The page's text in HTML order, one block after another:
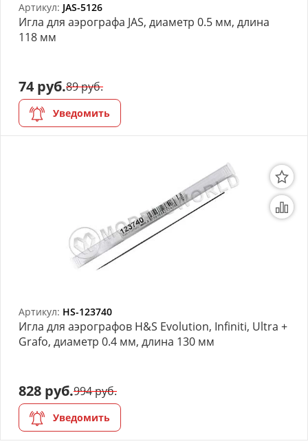
Артикул: JAS-5126
Игла для аэрографа JAS, диаметр 0.5 мм, длина
118 мм
74 руб.89 руб.
Уведомить
Артикул: HS-123740
Игла для аэрографов H&S Evolution, Infiniti, Ultra +
Grafo, диаметр 0.4 мм, длина 130 мм
828 руб.994 руб.
Уведомить